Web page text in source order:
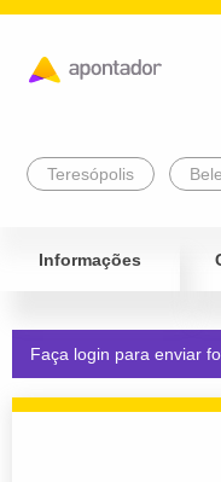
Teresópolis
Informações
Faça login para enviar